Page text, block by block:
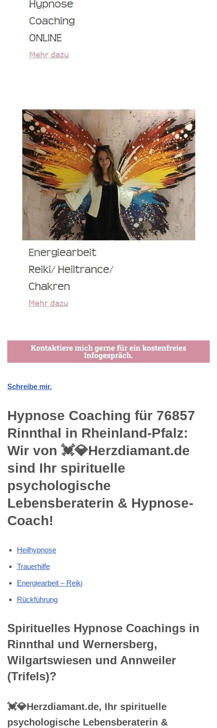
Schreibe mir.
Hypnose Coaching für 76857
Rinnthal in Rheinland-Pfalz:
Wir von 💓️💎Herzdiamant.de
sind Ihr spirituelle
psychologische
Lebensberaterin & Hypnose-
Coach!
Heilhypnose
Trauerhilfe
Energiearbeit – Reiki
Rückführung
Spirituelles Hypnose Coachings in
Rinnthal und Wernersberg,
Wilgartswiesen und Annweiler
(Trifels)?
💓️💎Herzdiamant.de, Ihr spirituelle
psychologische Lebensberaterin &